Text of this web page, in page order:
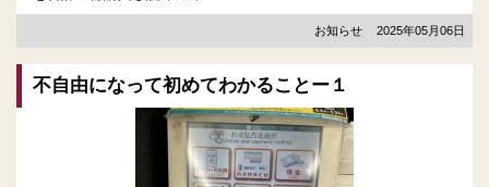
お知らせ 2025年05月06日
不自由になって初めてわかることー１